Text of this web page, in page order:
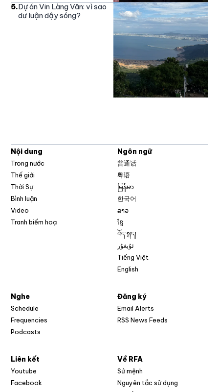
5.Dự án Vin Làng Vân: vì sao
dư luận dậy sóng?
Nội dung
Trong nước
Thế giới
Thời Sự
Bình luận
Video
Tranh biếm hoạ
Ngôn ngữ
普通话
粤语
မြန်မာ
한국어
ລາວ
ខ្មែ
བོད་སྐད།
ئۇيغۇر
Tiếng Việt
English
Nghe
Schedule
Frequencies
Podcasts
Đăng ký
Email Alerts
RSS News Feeds
Liên kết
Youtube
Facebook
Về RFA
Sứ mệnh
Nguyên tắc sử dụng